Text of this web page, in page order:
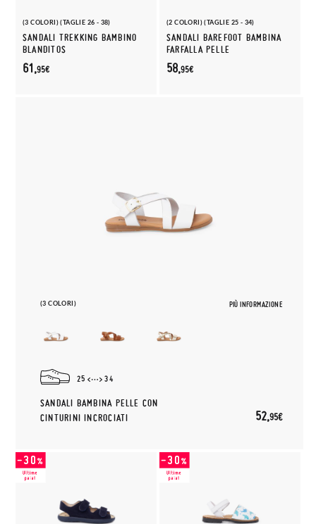
(3 COLORI) (TAGLIE 26 - 38)
SANDALI TREKKING BAMBINO
BLANDITOS
61,95€
(2 COLORI) (TAGLIE 25 - 34)
SANDALI BAREFOOT BAMBINA
FARFALLA PELLE
58,95€
(3 COLORI) PIÙ INFORMAZIONE
25 34
SANDALI BAMBINA PELLE CON
CINTURINI INCROCIATI
52,95€